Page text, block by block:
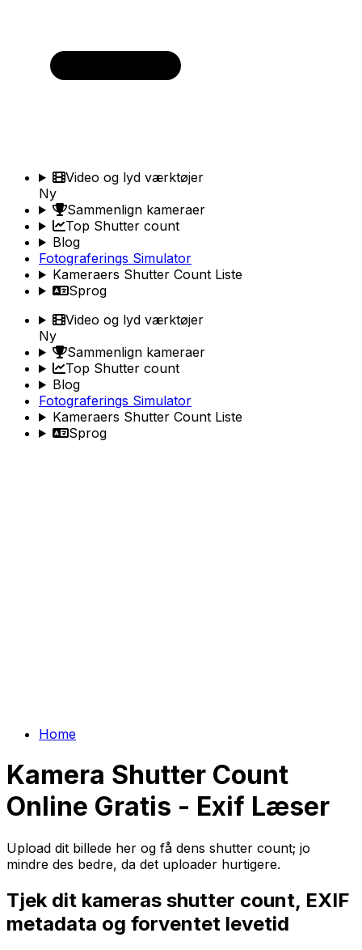
Video og lyd værktøjer
Ny
Sammenlign kameraer
Top Shutter count
Blog
Fotograferings Simulator
Kameraers Shutter Count Liste
Sprog
Video og lyd værktøjer
Ny
Sammenlign kameraer
Top Shutter count
Blog
Fotograferings Simulator
Kameraers Shutter Count Liste
Sprog
Home
Kamera Shutter Count
Online Gratis - Exif Læser
Upload dit billede her og få dens shutter count; jo
mindre des bedre, da det uploader hurtigere.
Tjek dit kameras shutter count, EXIF
metadata og forventet levetid